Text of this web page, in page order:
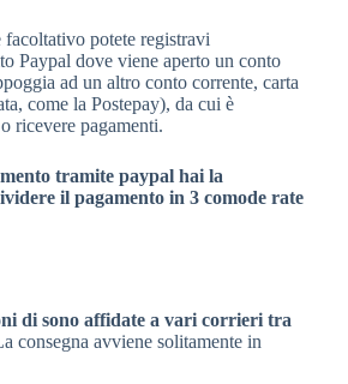
potete registravi
Paypal dove viene aperto un conto
ad un altro conto corrente, carta
come la Postepay), da cui è
ricevere pagamenti.
tramite paypal hai la
il pagamento in 3 comode rate
di sono affidate a vari corrieri tra
consegna avviene solitamente in